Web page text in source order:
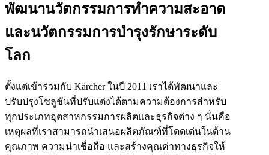
พัฒนานวัตกรรมการทำความสะอาด
และนวัตกรรมการบำรุงรักษาระดับ
โลก
ตั้งแต่เข้าร่วมกับ Kärcher ในปี 2011 เราได้พัฒนาและ
ปรับปรุงโซลูชันที่ปรับแต่งได้ตามความต้องการสำหรับ
ทุกประเภทอุตสาหกรรมการผลิตและธุรกิจต่าง ๆ นั่นคือ
เหตุผลที่เราสามารถนำเสนอผลิตภัณฑ์ที่โดดเด่นในด้าน
คุณภาพ ความน่าเชื่อถือ และสร้างคุณค่าทางธุรกิจให้